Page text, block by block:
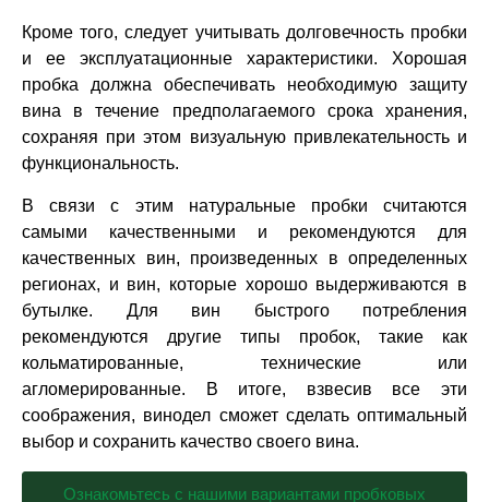
Кроме того, следует учитывать долговечность пробки
и ее эксплуатационные характеристики. Хорошая
пробка должна обеспечивать необходимую защиту
вина в течение предполагаемого срока хранения,
сохраняя при этом визуальную привлекательность и
функциональность.
В связи с этим натуральные пробки считаются
самыми качественными и рекомендуются для
качественных вин, произведенных в определенных
регионах, и вин, которые хорошо выдерживаются в
бутылке. Для вин быстрого потребления
рекомендуются другие типы пробок, такие как
кольматированные, технические или
агломерированные. В итоге, взвесив все эти
соображения, винодел сможет сделать оптимальный
выбор и сохранить качество своего вина.
Ознакомьтесь с нашими вариантами пробковых